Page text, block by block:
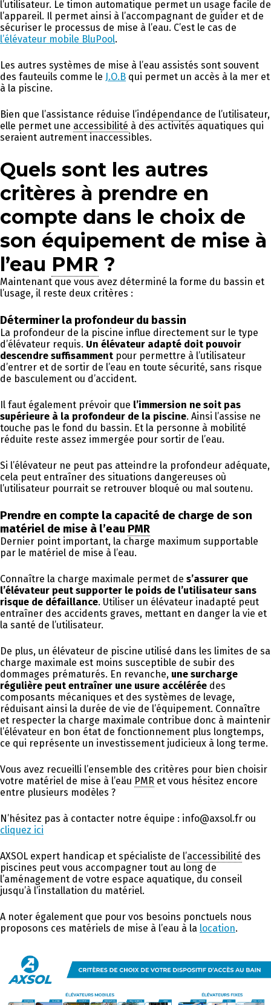
l’utilisateur. Le timon automatique permet un usage facile de
l’appareil. Il permet ainsi à l’accompagnant de guider et de
sécuriser le processus de mise à l’eau. C’est le cas de
l’élévateur mobile BluPool.
Les autres systèmes de mise à l’eau assistés sont souvent
des fauteuils comme le J.O.B qui permet un accès à la mer et
à la piscine.
Bien que l’assistance réduise l’indépendance de l’utilisateur,
elle permet une accessibilité à des activités aquatiques qui
seraient autrement inaccessibles.
Quels sont les autres
critères à prendre en
compte dans le choix de
son équipement de mise à
l’eau PMR ?
Maintenant que vous avez déterminé la forme du bassin et
l’usage, il reste deux critères :
Déterminer la profondeur du bassin
La profondeur de la piscine influe directement sur le type
d’élévateur requis. Un élévateur adapté doit pouvoir
descendre suffisamment pour permettre à l’utilisateur
d’entrer et de sortir de l’eau en toute sécurité, sans risque
de basculement ou d’accident.
Il faut également prévoir que l’immersion ne soit pas
supérieure à la profondeur de la piscine. Ainsi l’assise ne
touche pas le fond du bassin. Et la personne à mobilité
réduite reste assez immergée pour sortir de l’eau.
Si l’élévateur ne peut pas atteindre la profondeur adéquate,
cela peut entraîner des situations dangereuses où
l’utilisateur pourrait se retrouver bloqué ou mal soutenu.
Prendre en compte la capacité de charge de son
matériel de mise à l’eau PMR
Dernier point important, la charge maximum supportable
par le matériel de mise à l’eau.
Connaître la charge maximale permet de s’assurer que
l’élévateur peut supporter le poids de l’utilisateur sans
risque de défaillance. Utiliser un élévateur inadapté peut
entraîner des accidents graves, mettant en danger la vie et
la santé de l’utilisateur.
De plus, un élévateur de piscine utilisé dans les limites de sa
charge maximale est moins susceptible de subir des
dommages prématurés. En revanche, une surcharge
régulière peut entraîner une usure accélérée des
composants mécaniques et des systèmes de levage,
réduisant ainsi la durée de vie de l’équipement. Connaître
et respecter la charge maximale contribue donc à maintenir
l’élévateur en bon état de fonctionnement plus longtemps,
ce qui représente un investissement judicieux à long terme.
Vous avez recueilli l’ensemble des critères pour bien choisir
votre matériel de mise à l’eau PMR et vous hésitez encore
entre plusieurs modèles ?
N’hésitez pas à contacter notre équipe : info@axsol.fr ou
cliquez ici
AXSOL expert handicap et spécialiste de l’accessibilité des
piscines peut vous accompagner tout au long de
l’aménagement de votre espace aquatique, du conseil
jusqu’à l’installation du matériel.
A noter également que pour vos besoins ponctuels nous
proposons ces matériels de mise à l’eau à la location.